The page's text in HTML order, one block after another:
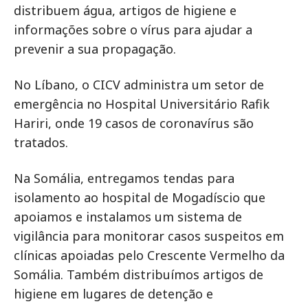
distribuem água, artigos de higiene e
informações sobre o vírus para ajudar a
prevenir a sua propagação.
No Líbano, o CICV administra um setor de
emergência no Hospital Universitário Rafik
Hariri, onde 19 casos de coronavírus são
tratados.
Na Somália, entregamos tendas para
isolamento ao hospital de Mogadíscio que
apoiamos e instalamos um sistema de
vigilância para monitorar casos suspeitos em
clínicas apoiadas pelo Crescente Vermelho da
Somália. Também distribuímos artigos de
higiene em lugares de detenção e